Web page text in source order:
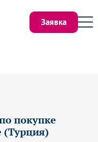
Заявка
покупке
(Турция)